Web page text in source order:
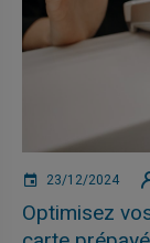
23/12/2024
Optimisez